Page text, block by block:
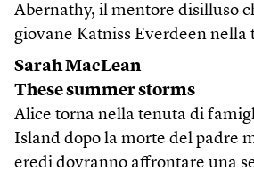
Abernathy, il mentore disilluso
giovane Katniss Everdeen
Sarah MacLean
These summer storms
Alice torna nella tenuta di
Island dopo la morte del padre
eredi dovranno affrontare una